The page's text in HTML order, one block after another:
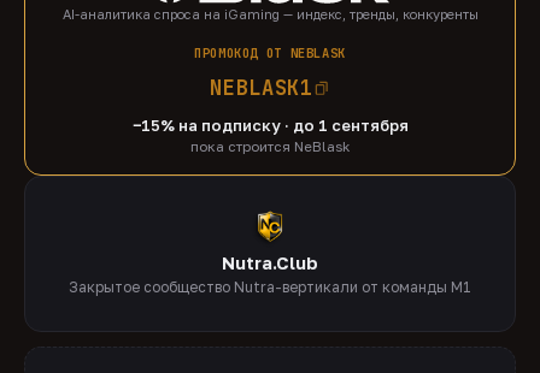
AI-аналитика спроса на iGaming — индекс, тренды, конкуренты
ПРОМОКОД ОТ NEBLASK
NEBLASK1
−15% на подписку · до 1 сентября
пока строится NeBlask
Nutra.Club
Закрытое сообщество Nutra-вертикали от команды M1